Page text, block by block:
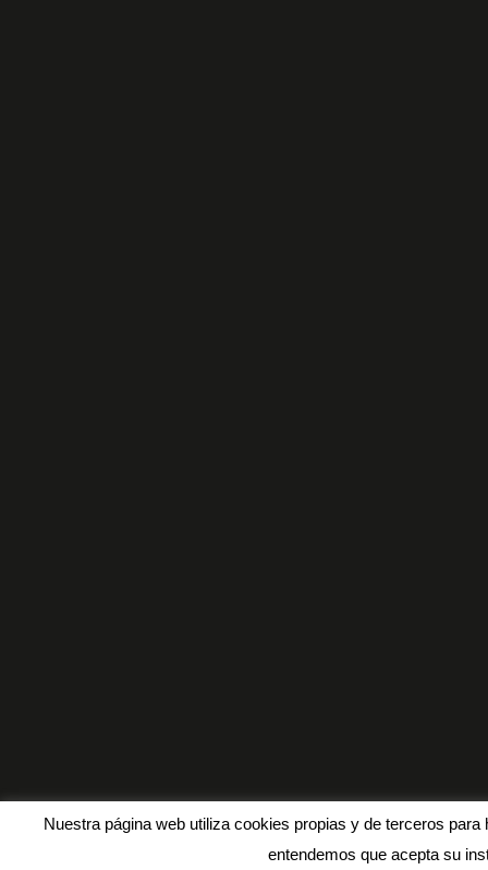
Nuestra página web utiliza cookies propias y de terceros
entendemos que acepta su